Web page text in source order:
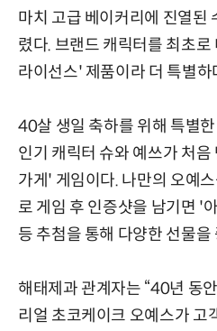
마치 고급 베이커리에 진열된
렸다. 브랜드 캐릭터를 최초
라이선스' 제품이라 더 특별하
40살 생일 축하를 위해 특별
인기 캐릭터 슈와 예쓰가 처
가게' 게임이다. 나만의 오예
로 게임 후 인증샷을 남기면 '
등 추첨을 통해 다양한 선물을
해태제과 관계자는 “40년 동
리얼 초코케이크 오예스가 고